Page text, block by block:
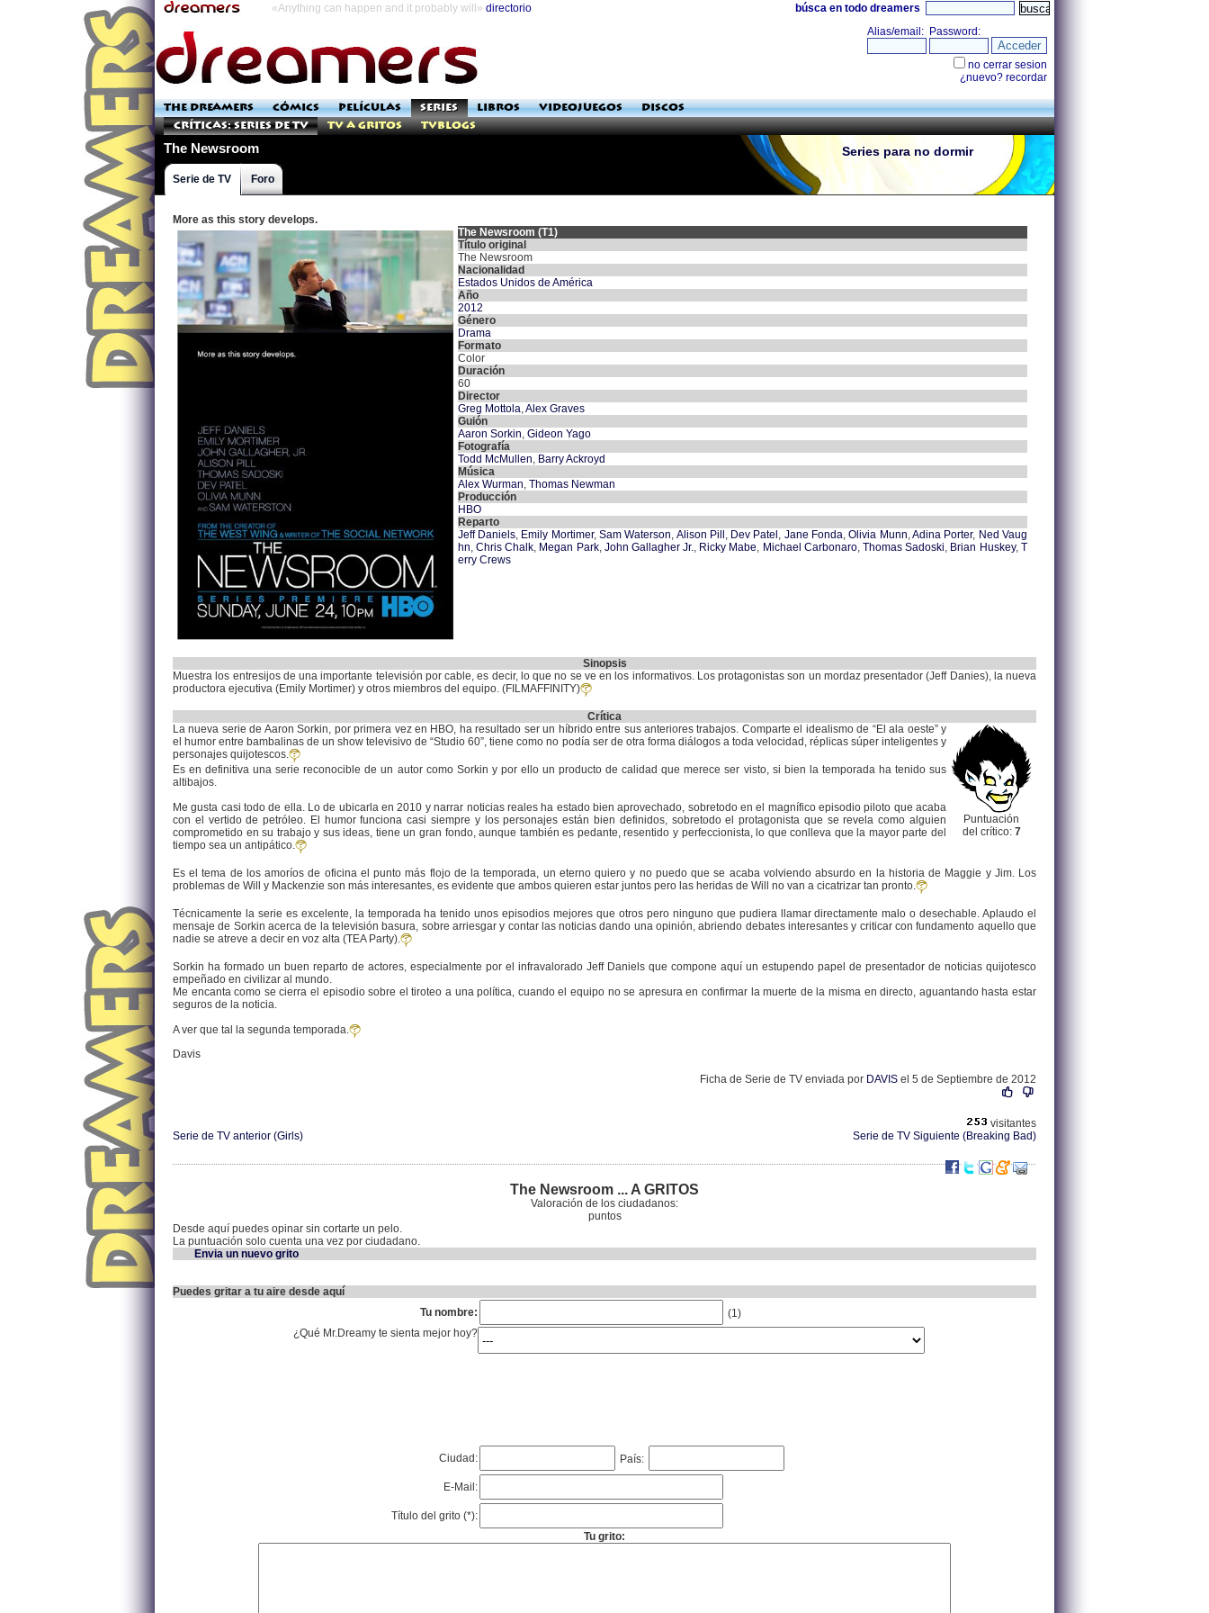
«Anything can happen and it probably will» directorio búsca en todo dreamers
THE DREAMERS CÓMICS PELÍCULAS SERIES LIBROS VIDEOJUEGOS
DISCOS
Críticas: Series de TV
TV a Gritos TVblogs
The Newsroom Series para no dormir
Serie de TV Foro
More as this story develops.
The Newsroom (T1)
Título original
The Newsroom
Nacionalidad
Estados Unidos de América
Año
2012
Género
Drama
Formato
Color
Duración
60
Director
Greg Mottola,Alex Graves
Guión
Aaron Sorkin, Gideon Yago
Fotografía
Todd McMullen, Barry Ackroyd
Música
Alex Wurman, Thomas Newman
Producción
HBO
Reparto
Jeff Daniels, Emily Mortimer, Sam Waterson, Alison Pill , Dev Patel , Jane Fonda,Olivia Munn,Adina Porter, Ned Vaug
hn, Chris Chalk, Megan Park, John Gallagher Jr., Ricky Mabe, Michael Carbonaro,Thomas Sadoski, Brian Huskey, T
erry Crews
Sinopsis
Muestra los entresijos de una importante televisión por cable, es decir, lo que no se ve en los informativos. Los protagonistas son un mordaz presentador (Jeff Danies), la nueva
productora ejecutiva (Emily Mortimer) y otros miembros del equipo. (FILMAFFINITY)
Crítica
Puntuación
del crítico: 7
La nueva serie de Aaron Sorkin, por primera vez en HBO, ha resultado ser un híbrido entre sus anteriores trabajos. Comparte el idealismo de “El ala oeste” y
el humor entre bambalinas de un show televisivo de “Studio 60”, tiene como no podía ser de otra forma diálogos a toda velocidad, réplicas súper inteligentes y
personajes quijotescos.
Es en definitiva una serie reconocible de un autor como Sorkin y por ello un producto de calidad que merece ser visto, si bien la temporada ha tenido sus
altibajos.
Me gusta casi todo de ella. Lo de ubicarla en 2010 y narrar noticias reales ha estado bien aprovechado, sobretodo en el magnífico episodio piloto que acaba
con el vertido de petróleo. El humor funciona casi siempre y los personajes están bien definidos, sobretodo el protagonista que se revela como alguien
comprometido en su trabajo y sus ideas, tiene un gran fondo, aunque también es pedante, resentido y perfeccionista, lo que conlleva que la mayor parte del
tiempo sea un antipático.
Es el tema de los amoríos de oficina el punto más flojo de la temporada, un eterno quiero y no puedo que se acaba volviendo absurdo en la historia de Maggie y Jim. Los
problemas de Will y Mackenzie son más interesantes, es evidente que ambos quieren estar juntos pero las heridas de Will no van a cicatrizar tan pronto.
Técnicamente la serie es excelente, la temporada ha tenido unos episodios mejores que otros pero ninguno que pudiera llamar directamente malo o desechable. Aplaudo el
mensaje de Sorkin acerca de la televisión basura, sobre arriesgar y contar las noticias dando una opinión, abriendo debates interesantes y criticar con fundamento aquello que
nadie se atreve a decir en voz alta (TEA Party).
Sorkin ha formado un buen reparto de actores, especialmente por el infravalorado Jeff Daniels que compone aquí un estupendo papel de presentador de noticias quijotesco
empeñado en civilizar al mundo.
Me encanta como se cierra el episodio sobre el tiroteo a una política, cuando el equipo no se apresura en confirmar la muerte de la misma en directo, aguantando hasta estar
seguros de la noticia.
A ver que tal la segunda temporada.
Davis
Ficha de Serie de TV enviada por DAVIS el 5 de Septiembre de 2012
visitantes
Serie de TV anterior (Girls)
Serie de TV Siguiente (Breaking Bad)
The Newsroom ... A GRITOS
Valoración de los ciudadanos:
puntos
Desde aquí puedes opinar sin cortarte un pelo.
La puntuación solo cuenta una vez por ciudadano.
Envia un nuevo grito
Puedes gritar a tu aire desde aquí
Tu nombre:
(1)
¿Qué Mr.Dreamy te sienta mejor hoy?
Ciudad: País:
E-Mail:
Título del grito (*):
Tu grito: